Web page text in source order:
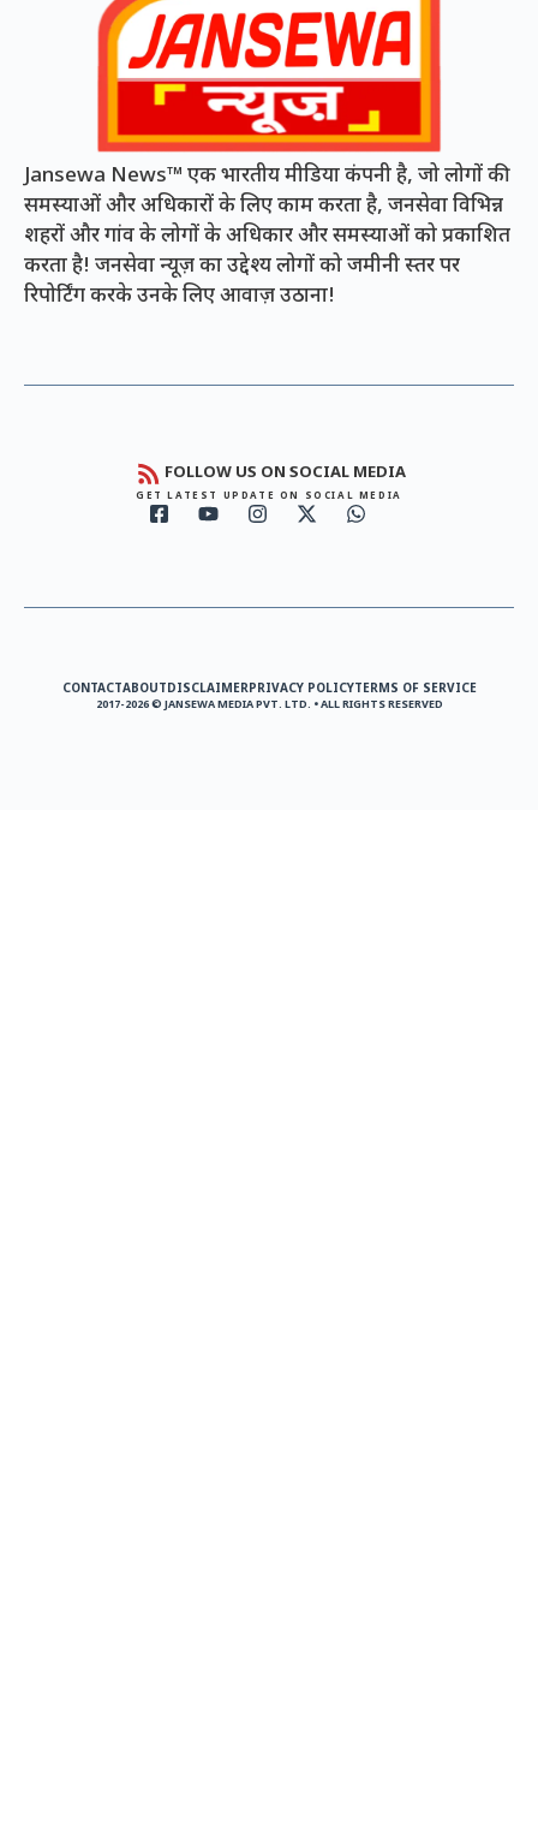
Jansewa News™ एक भारतीय मीडिया कंपनी है, जो लोगों की
समस्याओं और अधिकारों के लिए काम करता है, जनसेवा विभिन्न
शहरों और गांव के लोगों के अधिकार और समस्याओं को प्रकाशित
करता है! जनसेवा न्यूज़ का उद्देश्य लोगों को जमीनी स्तर पर
रिपोर्टिंग करके उनके लिए आवाज़ उठाना!
FOLLOW US ON SOCIAL MEDIA
GET LATEST UPDATE ON SOCIAL MEDIA
CONTACTABOUTDISCLAIMERPRIVACY POLICYTERMS OF SERVICE
2017-2026 © JANSEWA MEDIA PVT. LTD. • ALL RIGHTS RESERVED